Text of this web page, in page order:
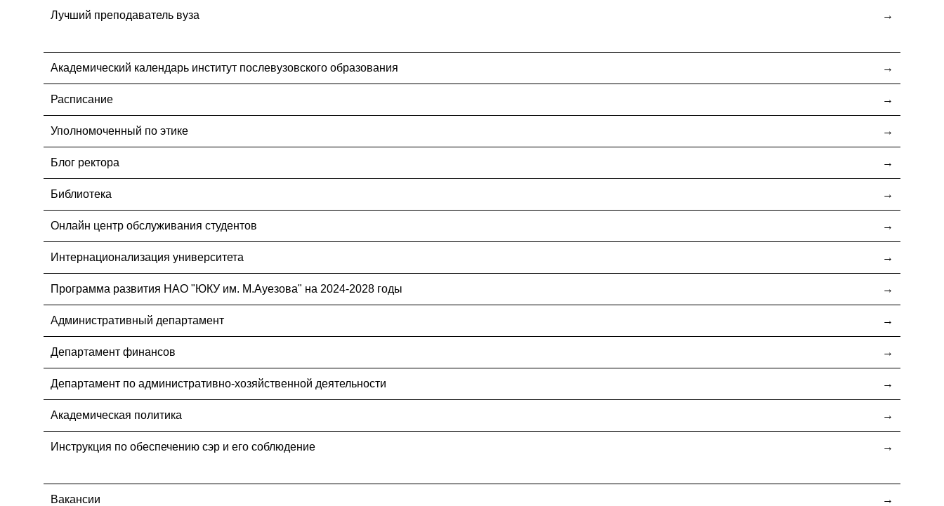
Лучший преподаватель вуза
Академический календарь институт послевузовского образования
Расписание
Уполномоченный по этике
Блог ректора
Библиотека
Онлайн центр обслуживания студентов
Интернационализация университета
Программа развития НАО "ЮКУ им. М.Ауезова" на 2024-2028 годы
Административный департамент
Департамент финансов
Департамент по административно-хозяйственной деятельности
Академическая политика
Инструкция по обеспечению сэр и его соблюдение
Вакансии